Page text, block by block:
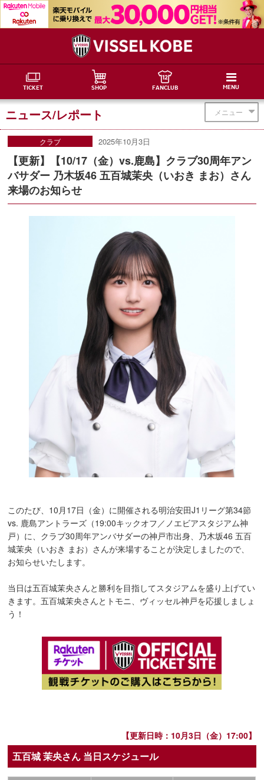
TICKET SHOP FANCLUB MENU
メニュー
ニュース/レポート
クラブ 2025年10月3日
【更新】【10/17（金）vs.鹿島】クラブ30周年アン
バサダー 乃木坂46 五百城茉央（いおき まお）さん
来場のお知らせ
このたび、10月17日（金）に開催される明治安田J1リーグ第34節
vs. 鹿島アントラーズ（19:00キックオフ／ノエビアスタジアム神
戸）に、クラブ30周年アンバサダーの神戸市出身、乃木坂46 五百
城茉央（いおき まお）さんが来場することが決定しましたので、
お知らせいたします。
当日は五百城茉央さんと勝利を目指してスタジアムを盛り上げてい
きます。五百城茉央さんとトモニ、ヴィッセル神戸を応援しましょ
う！
【更新日時：10月3日（金）17:00】
五百城 茉央さん 当日スケジュール